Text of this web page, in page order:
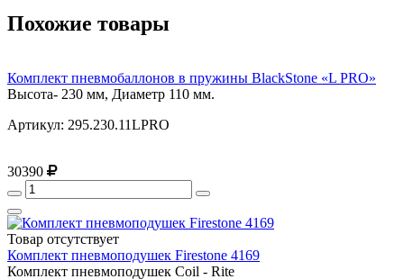
Похожие товары
Комплект пневмобаллонов в пружины BlackStone «L PRO»
Высота- 230 мм, Диаметр 110 мм.
Артикул: 295.230.11LPRO
30390
Товар отсутствует
Комплект пневмоподушек Firestone 4169
Комплект пневмоподушек Coil - Rite